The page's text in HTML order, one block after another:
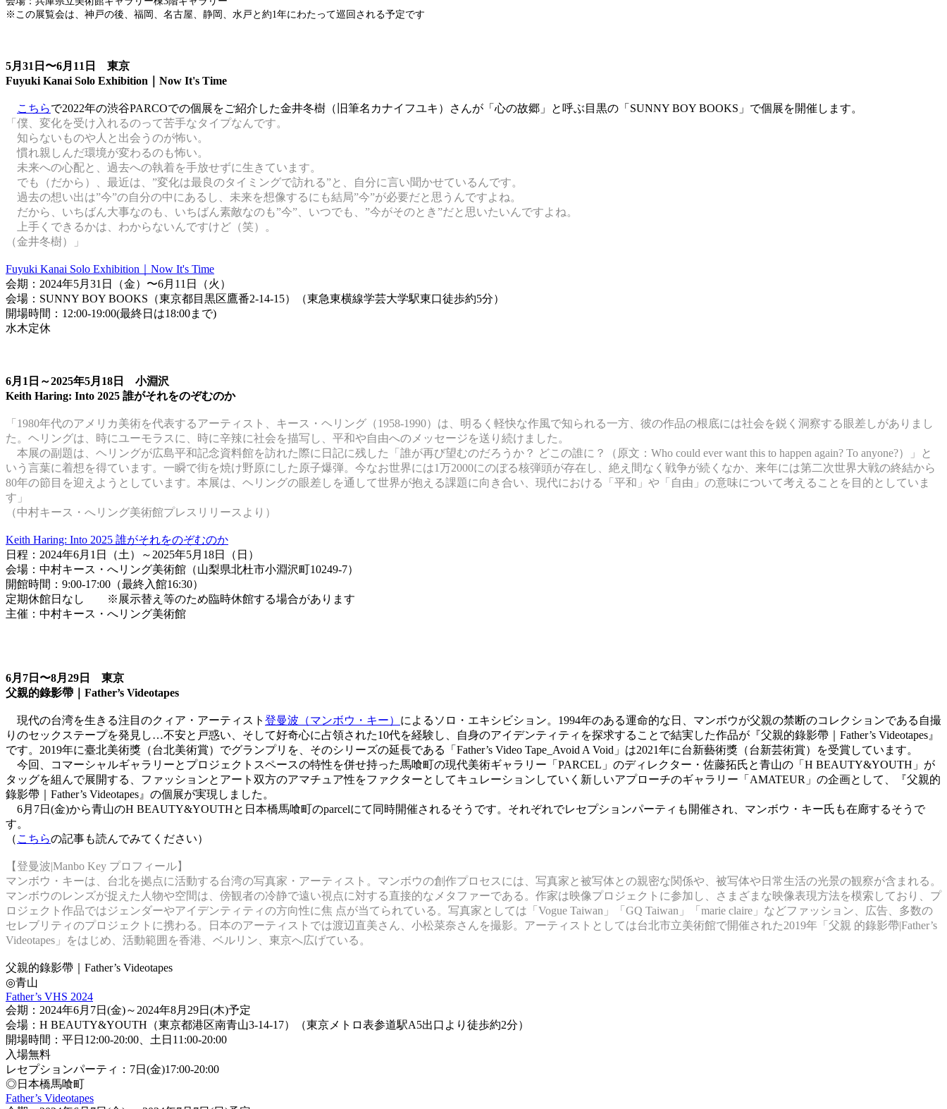
※この展覧会は、神戸の後、福岡、名古屋、静岡、水戸と約1年にわたって巡回される予定です
5月31日〜6月11日 東京
Fuyuki Kanai Solo Exhibition｜Now It's Time
こちらで2022年の渋谷PARCOでの個展をご紹介した金井冬樹（旧筆名カナイフユキ）さんが「心の故郷」と呼ぶ目黒の「SUNNY BOY BOOKS」で個展を開催します。
「僕、変化を受け入れるのって苦手なタイプなんです。
知らないものや人と出会うのが怖い。
慣れ親しんだ環境が変わるのも怖い。
未来への心配と、過去への執着を手放せずに生きています。
でも（だから）、最近は、”変化は最良のタイミングで訪れる”と、自分に言い聞かせているんです。
過去の想い出は”今”の自分の中にあるし、未来を想像するにも結局”今”が必要だと思うんですよね。
だから、いちばん大事なのも、いちばん素敵なのも”今”、いつでも、”今がそのとき”だと思いたいんですよね。
上手くできるかは、わからないんですけど（笑）。
（金井冬樹）」
Fuyuki Kanai Solo Exhibition｜Now It's Time
会期：2024年5月31日（金）〜6月11日（火）
会場：SUNNY BOY BOOKS（東京都目黒区鷹番2-14-15）（東急東横線学芸大学駅東口徒歩約5分）
開場時間：12:00-19:00(最終日は18:00まで)
水木定休
6月1日～2025年5月18日 小淵沢
Keith Haring: Into 2025 誰がそれをのぞむのか
「1980年代のアメリカ美術を代表するアーティスト、キース・ヘリング（1958-1990）は、明るく軽快な作風で知られる一方、彼の作品の根底には社会を鋭く洞察する眼差しがありまし
た。ヘリングは、時にユーモラスに、時に辛辣に社会を描写し、平和や自由へのメッセージを送り続けました。
本展の副題は、ヘリングが広島平和記念資料館を訪れた際に日記に残した「誰が再び望むのだろうか？ どこの誰に？（原文：Who could ever want this to happen again? To anyone?）」と
いう言葉に着想を得ています。一瞬で街を焼け野原にした原子爆弾。今なお世界には1万2000にのぼる核弾頭が存在し、絶え間なく戦争が続くなか、来年には第二次世界大戦の終結から
80年の節目を迎えようとしています。本展は、ヘリングの眼差しを通して世界が抱える課題に向き合い、現代における「平和」や「自由」の意味について考えることを目的としていま
す」
（中村キース・へリング美術館プレスリリースより）
Keith Haring: Into 2025 誰がそれをのぞむのか
日程：2024年6月1日（土）～2025年5月18日（日）
会場：中村キース・へリング美術館（山梨県北杜市小淵沢町10249-7）
開館時間：9:00-17:00（最終入館16:30）
定期休館日なし ※展示替え等のため臨時休館する場合があります
主催：中村キース・へリング美術館
6月7日〜8月29日 東京
父親的錄影帶｜Father’s Videotapes
現代の台湾を生きる注目のクィア・アーティスト 登曼波（マンボウ・キー） によるソロ・エキシビション。1994年のある運命的な日、マンボウが父親の禁断のコレクションである自撮
りのセックステープを発見し…不安と戸惑い、そして好奇心に占領された10代を経験し、自身のアイデンティティを探求することで結実した作品が『父親的錄影帶｜Father’s Videotapes』
です。2019年に臺北美術獎（台北美術賞）でグランプリを、そのシリーズの延長である「Father’s Video Tape_Avoid A Void」は2021年に台新藝術獎（台新芸術賞）を受賞しています。
今回、コマーシャルギャラリーとプロジェクトスペースの特性を併せ持った馬喰町の現代美術ギャラリー「PARCEL」のディレクター・佐藤拓氏と青山の「H BEAUTY&YOUTH」が
タッグを組んで展開する、ファッションとアート双方のアマチュア性をファクターとしてキュレーションしていく新しいアプローチのギャラリー「AMATEUR」の企画として、『父親的
錄影帶｜Father’s Videotapes』の個展が実現しました。
6月7日(金)から青山のH BEAUTY&YOUTHと日本橋馬喰町のparcelにて同時開催されるそうです。それぞれでレセプションパーティも開催され、マンボウ・キー氏も在廊するそうで
す。
（ こちらの記事も読んでみてください）
【登曼波|Manbo Key プロフィール】
マンボウ・キーは、台北を拠点に活動する台湾の写真家・アーティスト。マンボウの創作プロセスには、写真家と被写体との親密な関係や、被写体や日常生活の光景の観察が含まれる。
マンボウのレンズが捉えた人物や空間は、傍観者の冷静で遠い視点に対する直接的なメタファーである。作家は映像プロジェクトに参加し、さまざまな映像表現方法を模索しており、プ
ロジェクト作品ではジェンダーやアイデンティティの方向性に焦 点が当てられている。写真家としては「Vogue Taiwan」「GQ Taiwan」「marie claire」などファッション、広告、多数の
セレブリティのプロジェクトに携わる。日本のアーティストでは渡辺直美さん、小松菜奈さんを撮影。アーティストとしては台北市立美術館で開催された2019年「父親 的錄影帶|Father’s
Videotapes」をはじめ、活動範囲を香港、ベルリン、東京へ広げている。
父親的錄影帶｜Father’s Videotapes
◎青山
Father’s VHS 2024
会期：2024年6月7日(金)～2024年8月29日(木)予定
会場：H BEAUTY&YOUTH（東京都港区南青山3-14-17）（東京メトロ表参道駅A5出口より徒歩約2分）
開場時間：平日12:00-20:00、土日11:00-20:00
入場無料
レセプションパーティ：7日(金)17:00-20:00
◎日本橋馬喰町
Father’s Videotapes